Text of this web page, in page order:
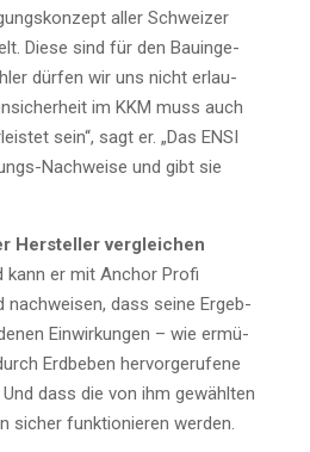
aller Schwei­zer
Die­se sind für den Bau­in­ge­
dür­fen wir uns nicht erlau­
im KKM muss auch
sein“, sagt er. „Das ENSI
Nach­wei­se und gibt sie
Her­stel­ler vergleichen
kann er mit Anchor Pro­fi
nach­wei­sen, dass sei­ne Ergeb­
Ein­wir­kun­gen – wie ermü­
Erd­be­ben her­vor­ge­ru­fe­ne
dass die von ihm gewähl­ten
sicher funk­tio­nie­ren werden.